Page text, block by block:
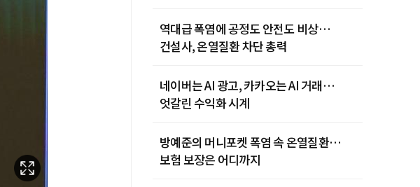
역대급 폭염에 공정도 안전도 비상…
건설사, 온열질환 차단 총력
네이버는 AI 광고, 카카오는 AI 거래…
엇갈린 수익화 시계
방예준의 머니포켓 폭염 속 온열질환…
보험 보장은 어디까지